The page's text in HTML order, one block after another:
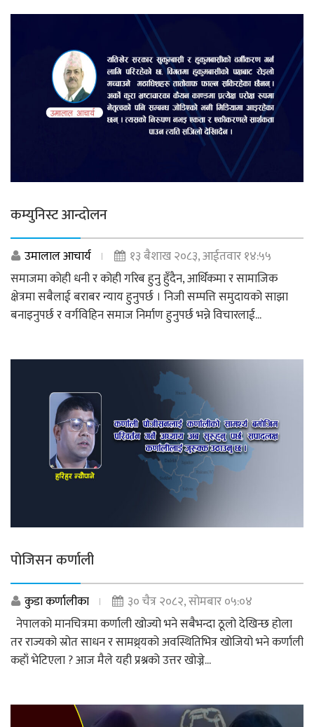
कम्युनिस्ट आन्दोलन
उमालाल आचार्य
१३ बैशाख २०८३, आईतवार १४:५५
समाजमा कोही धनी र कोही गरिब हुनु हुँदैन, आर्थिकमा र सामाजिक
क्षेत्रमा सबैलाई बराबर न्याय हुनुपर्छ । निजी सम्पत्ति समुदायको साझा
बनाइनुपर्छ र वर्गविहिन समाज निर्माण हुनुपर्छ भन्ने विचारलाई...
पोजिसन कर्णाली
कुडा कर्णालीका
३० चैत्र २०८२, सोमबार ०५:०४
नेपालको मानचित्रमा कर्णाली खोज्यो भने सबैभन्दा ठूलो देखिन्छ होला
तर राज्यको स्रोत साधन र सामथ्र्यको अवस्थितिभित्र खोजियो भने कर्णाली
कहाँ भेटिएला ? आज मैले यही प्रश्नको उत्तर खोज्ने...